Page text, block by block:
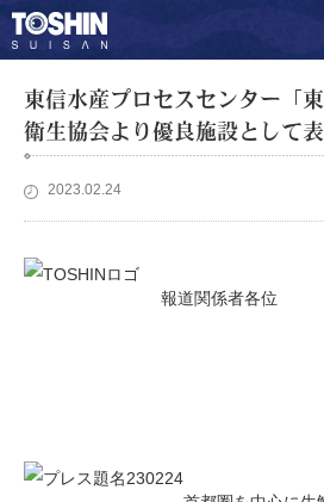
東信水産プロセスセンター「
衛生協会より優良施設として
2023.02.24
報道関係者各位